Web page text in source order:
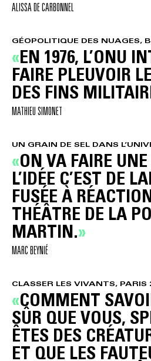
ALISSA DE CARBONNEL
GÉOPOLITIQUE DES NUAGES,
EN 1976, L’ONU
FAIRE PLEUVOIR
DES FINS
MATHIEU SIMONET
UN GRAIN DE SEL DANS
ON VA FAIRE
L’IDÉE C’EST DE
FUSÉE À
THÉÂTRE DE LA
MARTIN.
MARC BEYNIÉ
CLASSER LES VIVANTS, PARIS
COMMENT
SÛR QUE VOUS,
ÊTES DES
ET QUE LES